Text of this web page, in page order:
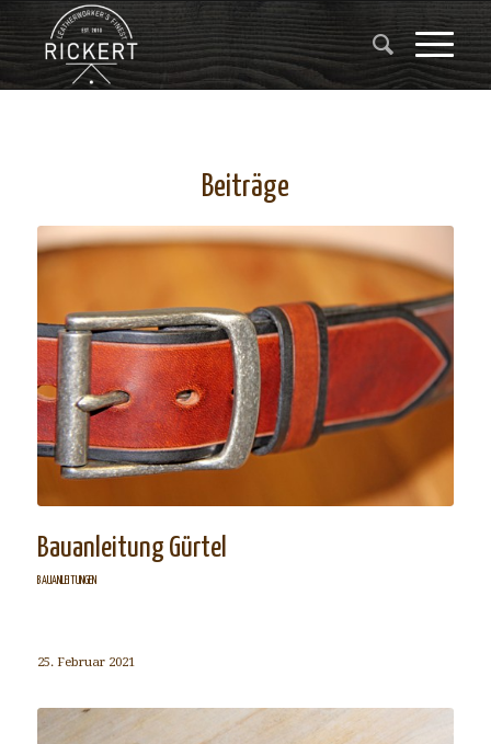
Beiträge
Bauanleitung Gürtel
BAUANLEITUNGEN
25. Februar 2021